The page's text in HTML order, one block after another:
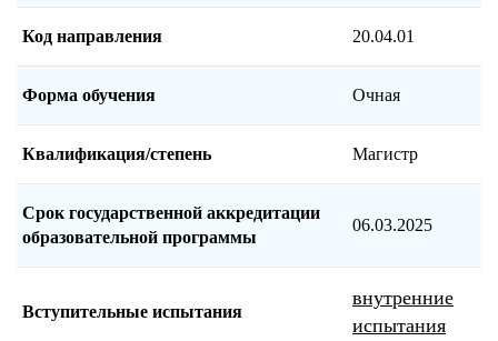
Код направления 20.04.01
Форма обучения Очная
Квалификация/степень Магистр
Срок государственной аккредитации
образовательной программы
06.03.2025
Вступительные испытания
внутренние
испытания